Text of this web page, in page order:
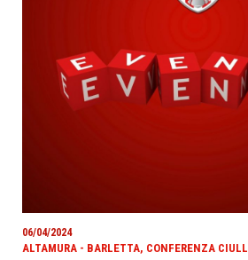
06/04/2024
ALTAMURA - BARLETTA, CONFERENZA